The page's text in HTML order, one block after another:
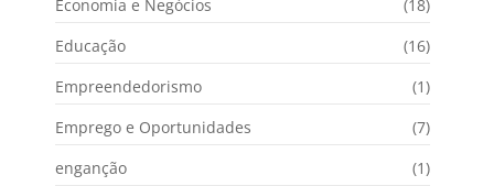
Economia e Negócios
(18)
Educação
(16)
Empreendedorismo
(1)
Emprego e Oportunidades
(7)
enganção
(1)